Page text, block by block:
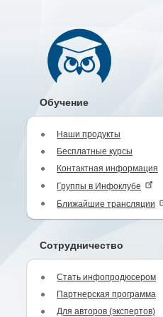
Обучение
Наши продукты
Бесплатные курсы
Контактная информация
Группы в Инфоклубе
Ближайшие трансляции
Сотрудничество
Стать инфопродюсером
Партнерская программа
Для авторов (экспертов)